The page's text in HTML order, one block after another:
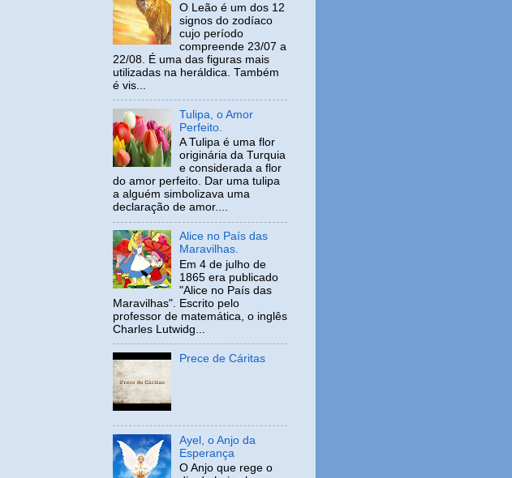
O Leão é um dos 12
signos do zodíaco
cujo período
compreende 23/07 a
22/08. É uma das figuras mais
utilizadas na heráldica. Também
é vis...
Tulipa, o Amor
Perfeito.
A Tulipa é uma flor
originária da Turquia
e considerada a flor
do amor perfeito. Dar uma tulipa
a alguém simbolizava uma
declaração de amor....
Alice no País das
Maravilhas.
Em 4 de julho de
1865 era publicado
"Alice no País das
Maravilhas". Escrito pelo
professor de matemática, o inglês
Charles Lutwidg...
Prece de Cáritas
Ayel, o Anjo da
Esperança
O Anjo que rege o